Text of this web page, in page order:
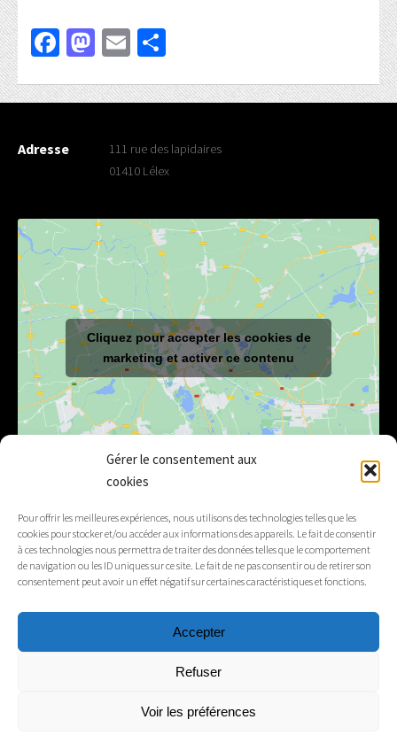
Gérer le consentement aux
cookies
Pour offrir les meilleures expériences, nous utilisons des technologies telles que les
cookies pour stocker et/ou accéder aux informations des appareils. Le fait de consentir
à ces technologies nous permettra de traiter des données telles que le comportement
de navigation ou les ID uniques sur ce site. Le fait de ne pas consentir ou de retirer son
consentement peut avoir un effet négatif sur certaines caractéristiques et fonctions.
Accepter
Refuser
Voir les préférences
Facebook
Mastodon
Email
Adresse
111 rue des lapidaires
01410 Lélex
Cliquez pour accepter les cookies de
marketing et activer ce contenu
Tél. 04 50 20 91 15
Mentions légales